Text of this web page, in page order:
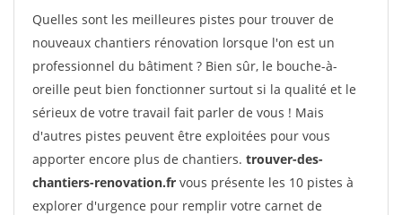
Quelles sont les meilleures pistes pour trouver de
nouveaux chantiers rénovation lorsque l'on est un
professionnel du bâtiment ? Bien sûr, le bouche-à-
oreille peut bien fonctionner surtout si la qualité et le
sérieux de votre travail fait parler de vous ! Mais
d'autres pistes peuvent être exploitées pour vous
apporter encore plus de chantiers. trouver-des-
chantiers-renovation.fr vous présente les 10 pistes à
explorer d'urgence pour remplir votre carnet de